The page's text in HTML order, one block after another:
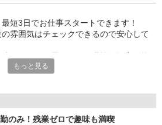
短3日でお仕事スタートできます！
雰囲気はチェックできるので安心して
もっと見る
のみ！残業ゼロで趣味も満喫